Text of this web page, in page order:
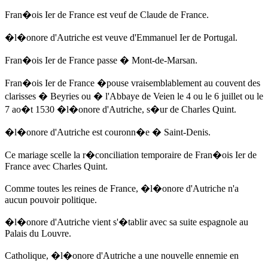
Fran�ois Ier de France est veuf de Claude de France.
�l�onore d'Autriche est veuve d'Emmanuel Ier de Portugal.
Fran�ois Ier de France passe � Mont-de-Marsan.
Fran�ois Ier de France �pouse vraisemblablement au couvent des
clarisses � Beyries ou � l'Abbaye de Veien le 4 ou le 6 juillet ou le
7 ao�t 1530 �l�onore d'Autriche, s�ur de Charles Quint.
�l�onore d'Autriche est couronn�e � Saint-Denis.
Ce mariage scelle la r�conciliation temporaire de Fran�ois Ier de
France avec Charles Quint.
Comme toutes les reines de France, �l�onore d'Autriche n'a
aucun pouvoir politique.
�l�onore d'Autriche vient s'�tablir avec sa suite espagnole au
Palais du Louvre.
Catholique, �l�onore d'Autriche a une nouvelle ennemie en